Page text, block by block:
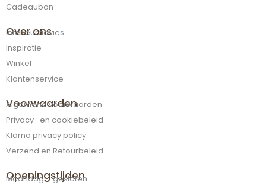
Cadeaubon
Over ons
Interieuradvies
Inspiratie
Winkel
Klantenservice
Voorwaarden
Algemene voorwaarden
Privacy- en cookiebeleid
Klarna privacy policy
Verzend en Retourbeleid
Openingstijden
Maandag gesloten